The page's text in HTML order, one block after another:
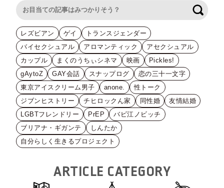
レズビアン ゲイ
トランスジェンダー
バイセクシュアル
アロマンティック
アセクシュアル
カップル
まくのうちぃシネマ 映画
Pickles!
gAytoZ
GAY会話 スナップログ
恋の三十一文字
東京アイスクリーム男子
anone.
性トーク
ジブンヒストリー
チヒロックん家 同性婚
友情結婚
LGBTフレンドリー
PrEP
バビ江ノビッチ
ブリアナ・ギガンテ
しんたか
自分らしく生きるプロジェクト
ARTICLE CATEGORY